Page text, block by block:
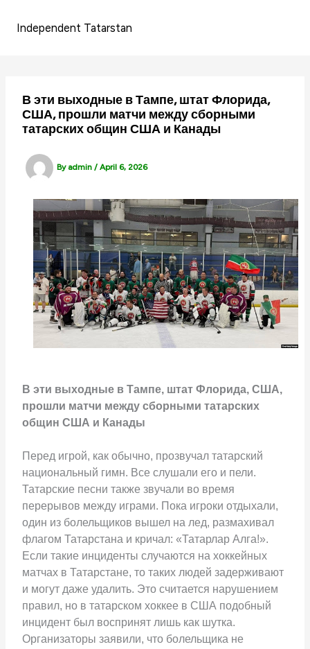
Independent Tatarstan
В эти выходные в Тампе, штат Флорида,
США, прошли матчи между сборными
татарских общин США и Канады
By admin/April 6, 2026
В эти выходные в Тампе, штат Флорида, США,
прошли матчи между сборными татарских
общин США и Канады
Перед игрой, как обычно, прозвучал татарский
национальный гимн. Все слушали его и пели.
Татарские песни также звучали во время
перерывов между играми. Пока игроки отдыхали,
один из болельщиков вышел на лед, размахивал
флагом Татарстана и кричал: «Татарлар Алга!».
Если такие инциденты случаются на хоккейных
матчах в Татарстане, то таких людей задерживают
и могут даже удалить. Это считается нарушением
правил, но в татарском хоккее в США подобный
инцидент был воспринят лишь как шутка.
Организаторы заявили, что болельщика не